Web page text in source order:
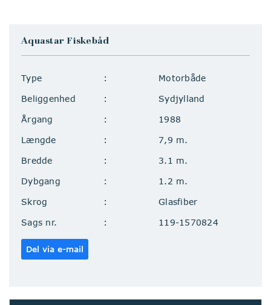
Aquastar Fiskebåd
Type
Motorbåde
Beliggenhed
Sydjylland
Årgang
1988
Længde
7,9 m.
Bredde
3.1 m.
Dybgang
1.2 m.
Skrog
Glasfiber
Sags nr.
119-1570824
Del via e-mail